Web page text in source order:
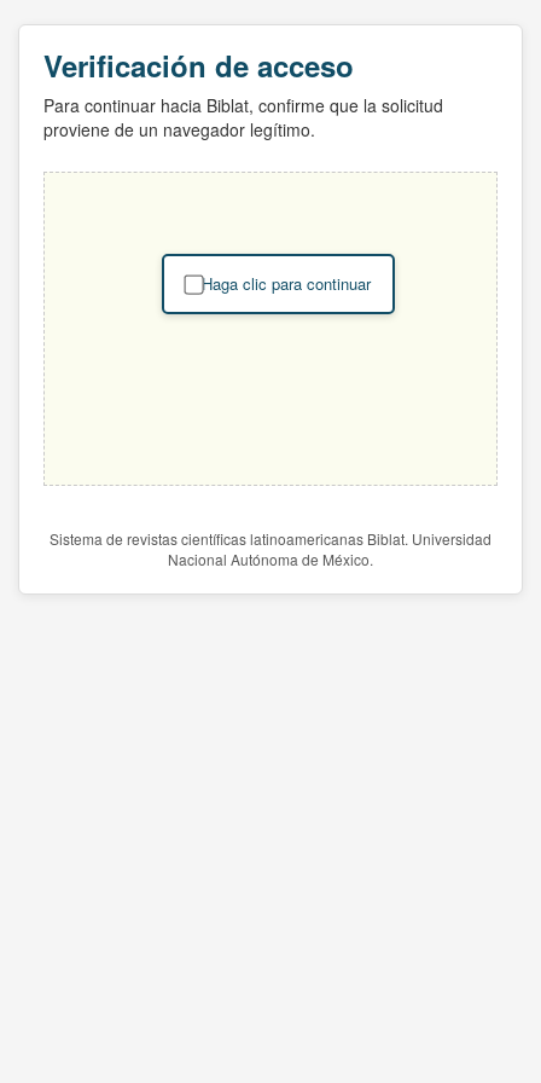
Verificación de acceso
Para continuar hacia Biblat, confirme que la solicitud
proviene de un navegador legítimo.
Haga clic para continuar
Sistema de revistas científicas latinoamericanas Biblat. Universidad
Nacional Autónoma de México.